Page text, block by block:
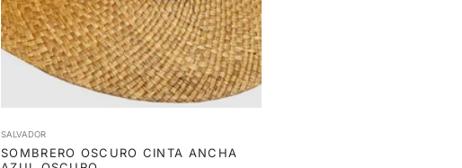
SALVADOR
SOMBRERO OSCURO CINTA ANCHA